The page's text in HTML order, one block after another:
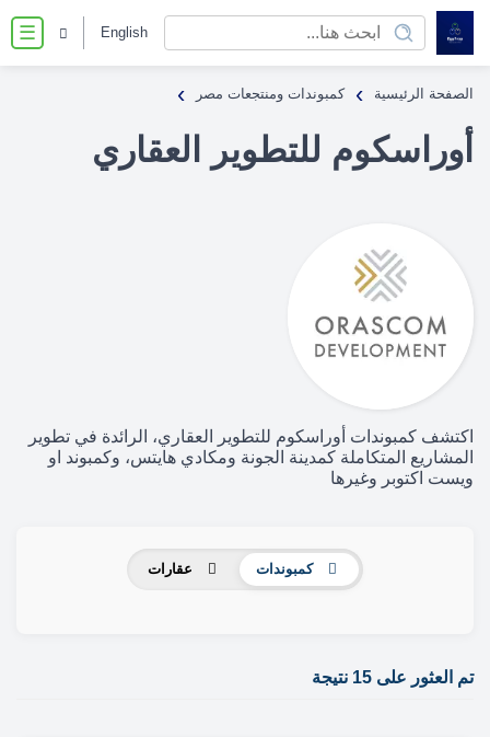
☰ English
الصفحة الرئيسية › كمبوندات ومنتجعات مصر ›
أوراسكوم للتطوير العقاري
اكتشف كمبوندات أوراسكوم للتطوير العقاري، الرائدة في تطوير
المشاريع المتكاملة كمدينة الجونة ومكادي هايتس، وكمبوند او
ويست اكتوبر وغيرها
كمبوندات عقارات
تم العثور على 15 نتيجة